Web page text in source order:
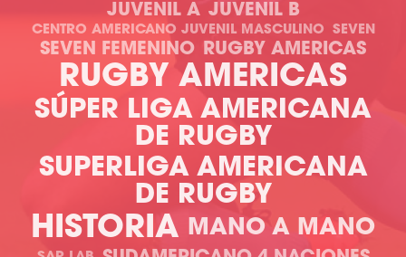
JUVENIL A JUVENIL B
CENTRO AMERICANO JUVENIL MASCULINO SEVEN
SEVEN FEMENINO RUGBY AMERICAS
RUGBY AMERICAS
SÚPER LIGA AMERICANA
DE RUGBY
SUPERLIGA AMERICANA
DE RUGBY
HISTORIA MANO A MANO